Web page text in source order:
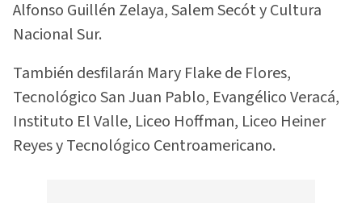
Alfonso Guillén Zelaya, Salem Secót y Cultura
Nacional Sur.
También desfilarán Mary Flake de Flores,
Tecnológico San Juan Pablo, Evangélico Veracá,
Instituto El Valle, Liceo Hoffman, Liceo Heiner
Reyes y Tecnológico Centroamericano.